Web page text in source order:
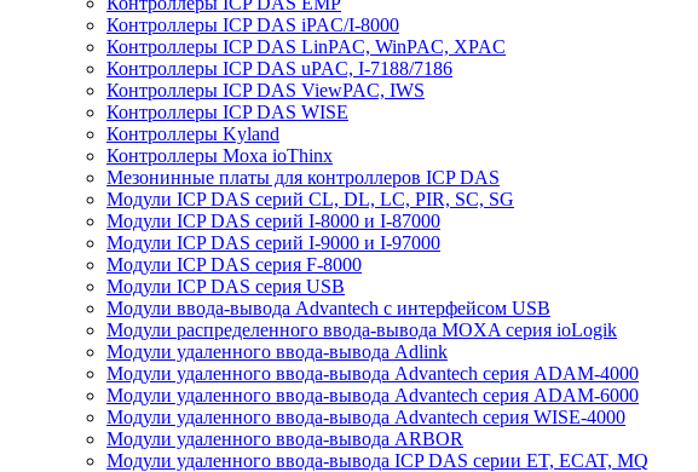
Контроллеры ICP DAS iPAC/I-8000
Контроллеры ICP DAS LinPAC, WinPAC, XPAC
Контроллеры ICP DAS uPAC, I-7188/7186
Контроллеры ICP DAS ViewPAC, IWS
Контроллеры ICP DAS WISE
Контроллеры Kyland
Контроллеры Moxa ioThinx
Мезонинные платы для контроллеров ICP DAS
Модули ICP DAS серий CL, DL, LC, PIR, SC, SG
Модули ICP DAS серий I-8000 и I-87000
Модули ICP DAS серий I-9000 и I-97000
Модули ICP DAS серия F-8000
Модули ICP DAS серия USB
Модули ввода-вывода Advantech с интерфейсом USB
Модули распределенного ввода-вывода MOXA серия ioLogik
Модули удаленного ввода-вывода Adlink
Модули удаленного ввода-вывода Advantech серия ADAM-4000
Модули удаленного ввода-вывода Advantech серия ADAM-6000
Модули удаленного ввода-вывода Advantech серия WISE-4000
Модули удаленного ввода-вывода ARBOR
Модули удаленного ввода-вывода ICP DAS серии ET, ECAT, MQ